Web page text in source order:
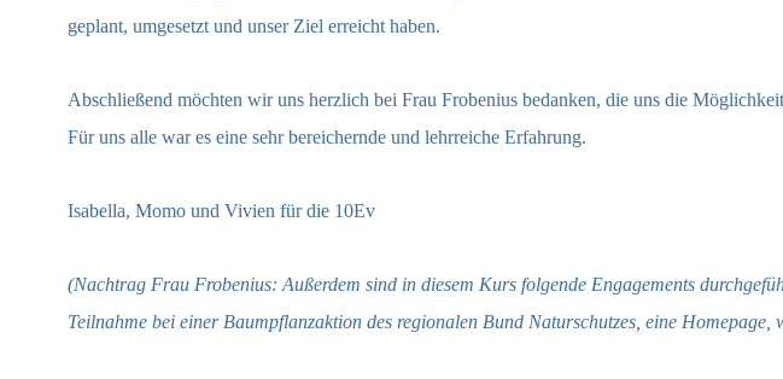
geplant, umgesetzt und unser Ziel erreicht haben.
Abschließend möchten wir uns herzlich bei Frau Frobenius bedanken, die uns die
Für uns alle war es eine sehr bereichernde und lehrreiche Erfahrung.
Isabella, Momo und Vivien für die 10Ev
(Nachtrag Frau Frobenius: Außerdem sind in diesem Kurs folgende Engagements
Teilnahme bei einer Baumpflanzaktion des regionalen Bund Naturschutzes, eine